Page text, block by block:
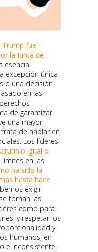
Trump fue
la Junta de
esencial
excepción única
o una decisión
en las
de garantizar
una mayor
de hablar en
Los líderes
igual o
en las
ha sido la
hasta hace
exigir
toman las
como para
y respetar los
y
humanos, en
e inconsistente.